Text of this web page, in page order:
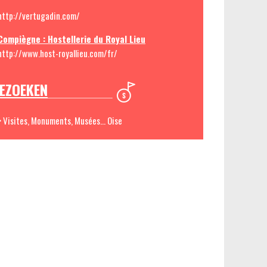
vertugadin.com/
: Hostellerie du Royal Lieu
www.host-royallieu.com/fr/
Visites, Monuments, Musées... Oise